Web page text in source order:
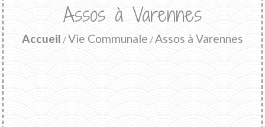
Assos à Varennes
Accueil /Vie Communale /Assos à Varennes